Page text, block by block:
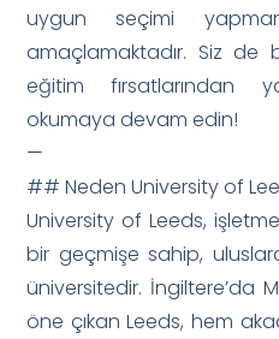
uygun seçimi
amaçlamaktadır. Siz de
eğitim fırsatlarından
okumaya devam edin!
—
## Neden University of
University of Leeds,
bir geçmişe sahip,
üniversitedir. İngiltere’da
öne çıkan Leeds, hem